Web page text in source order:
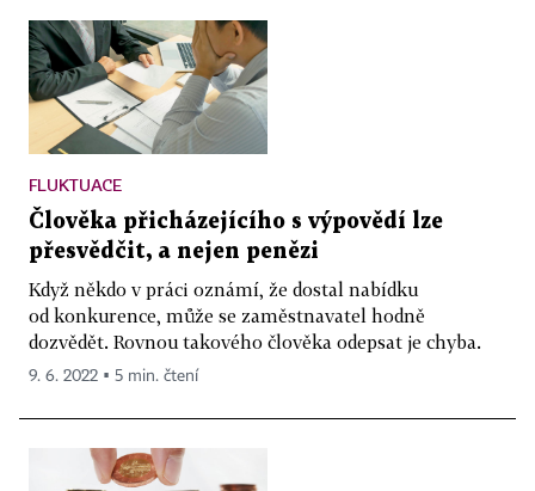
FLUKTUACE
Člověka přicházejícího s výpovědí lze
přesvědčit, a nejen penězi
Když někdo v práci oznámí, že dostal nabídku
od konkurence, může se zaměstnavatel hodně
dozvědět. Rovnou takového člověka odepsat je chyba.
9. 6. 2022 ▪ 5 min. čtení